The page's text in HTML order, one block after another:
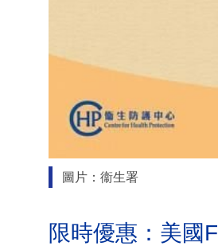
圖片：衞生署
限時優惠：美國